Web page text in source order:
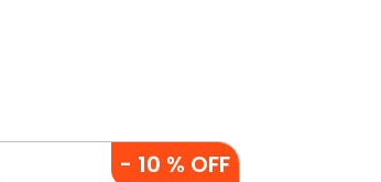
- 10 % OFF